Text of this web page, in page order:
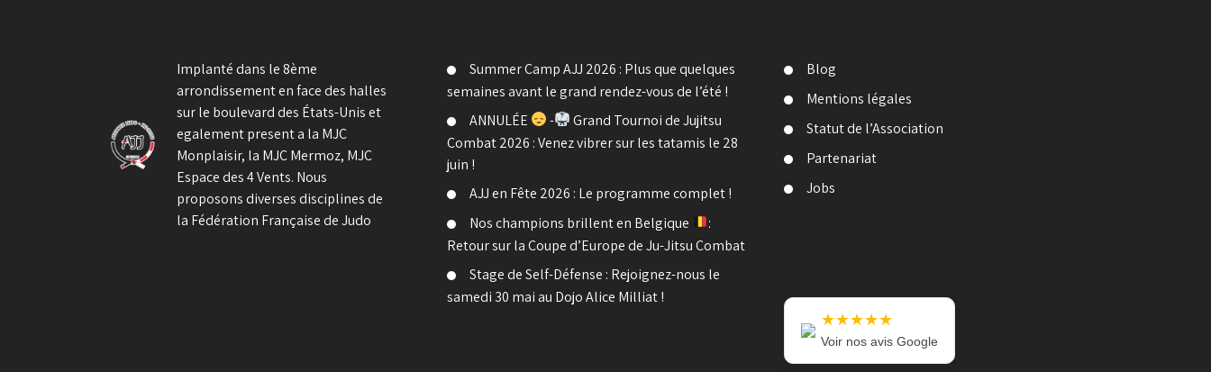
Implanté dans le 8ème
arrondissement en face des halles
sur le boulevard des États-Unis et
egalement present a la MJC
Monplaisir, la MJC Mermoz, MJC
Espace des 4 Vents. Nous
proposons diverses disciplines de
la Fédération Française de Judo
Summer Camp AJJ 2026 : Plus que quelques
semaines avant le grand rendez-vous de l’été !
ANNULÉE
-
Grand Tournoi de Jujitsu
Combat 2026 : Venez vibrer sur les tatamis le 28
juin !
AJJ en Fête 2026 : Le programme complet !
Nos champions brillent en Belgique
:
Retour sur la Coupe d’Europe de Ju-Jitsu Combat
Stage de Self-Défense : Rejoignez-nous le
samedi 30 mai au Dojo Alice Milliat !
Blog
Mentions légales
Statut de l’Association
Partenariat
Jobs
★★★★★
Voir nos avis Google